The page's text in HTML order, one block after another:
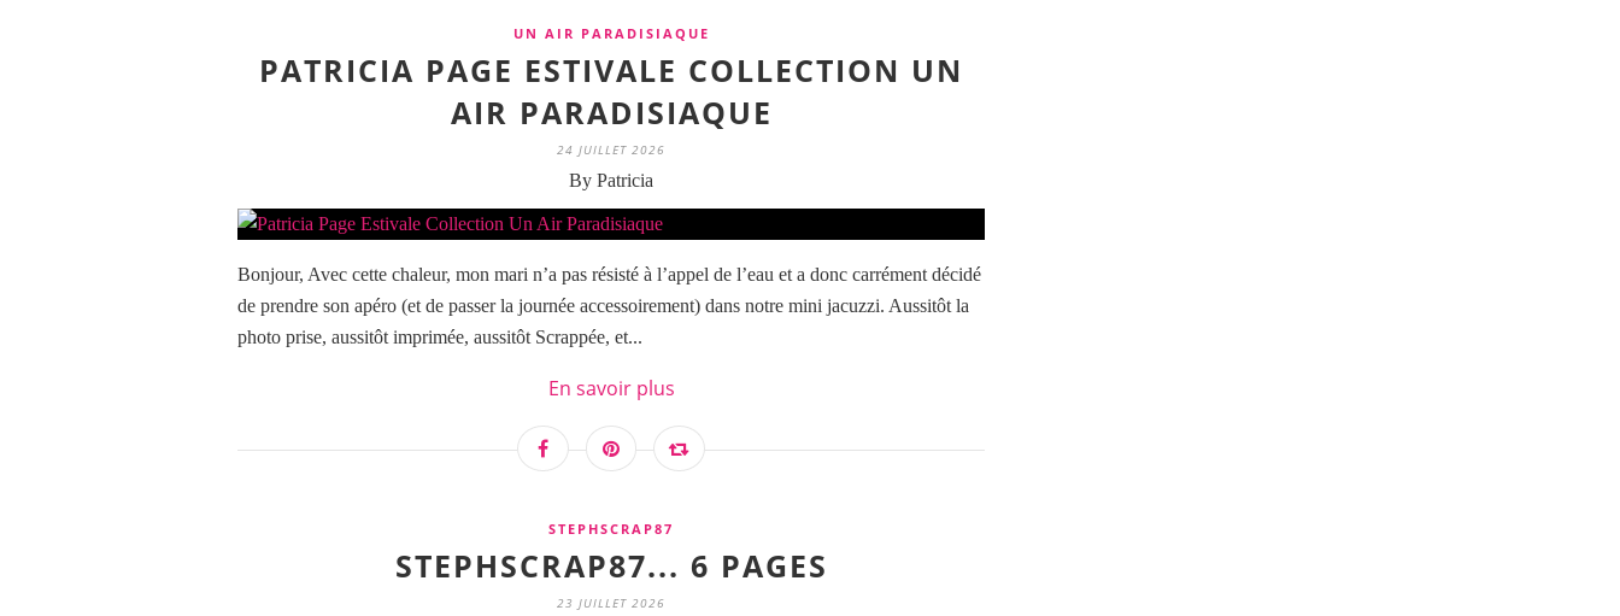
UN AIR PARADISIAQUE
PATRICIA PAGE ESTIVALE COLLECTION UN
AIR PARADISIAQUE
24 JUILLET 2026
By Patricia
Bonjour, Avec cette chaleur, mon mari n’a pas résisté à l’appel de l’eau et a donc carrément décidé
de prendre son apéro (et de passer la journée accessoirement) dans notre mini jacuzzi. Aussitôt la
photo prise, aussitôt imprimée, aussitôt Scrappée, et...
En savoir plus
STEPHSCRAP87
STEPHSCRAP87... 6 PAGES
23 JUILLET 2026